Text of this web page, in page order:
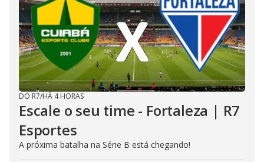
DO R7/HÁ 4 HORAS
Escale o seu time - Fortaleza | R7
Esportes
A próxima batalha na Série B está chegando!